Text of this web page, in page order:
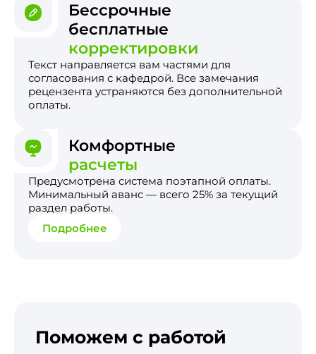
Бессрочные
бесплатные
корректировки
Текст направляется вам частями для
согласования с кафедрой. Все замечания
рецензента устраняются без дополнительной
оплаты.
Комфортные
расчеты
Предусмотрена система поэтапной оплаты.
Минимальный аванс — всего 25% за текущий
раздел работы.
Подробнее
Поможем с работой